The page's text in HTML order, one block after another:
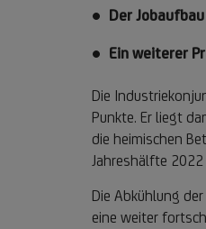
Der
Ein weiterer
Die
Punkte. Er liegt
die heimischen
Jahreshälfte
Die Abkühlung
eine weiter